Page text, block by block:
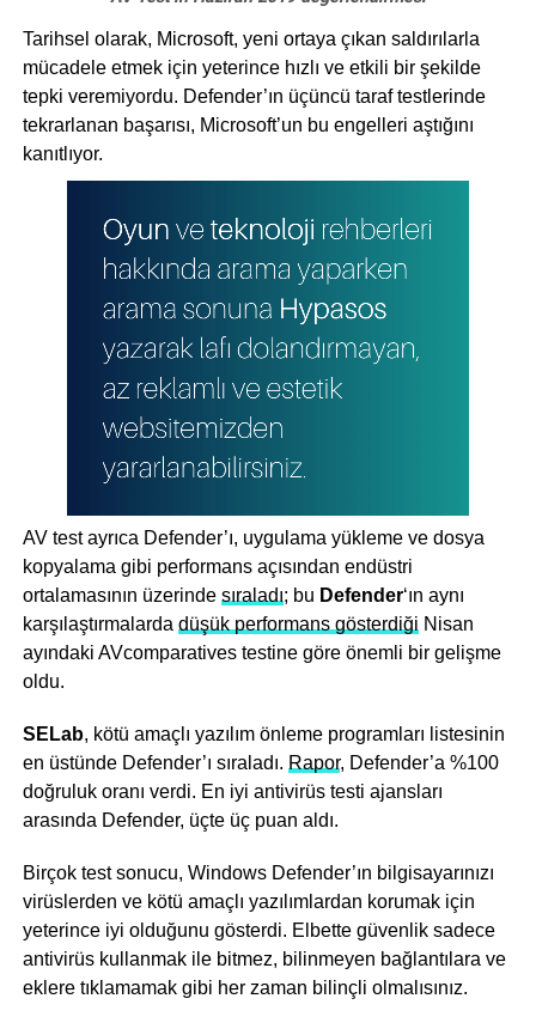
Tarihsel olarak, Microsoft, yeni ortaya çıkan saldırılarla
mücadele etmek için yeterince hızlı ve etkili bir şekilde
tepki veremiyordu. Defender’ın üçüncü taraf testlerinde
tekrarlanan başarısı, Microsoft’un bu engelleri aştığını
kanıtlıyor.
AV test ayrıca Defender’ı, uygulama yükleme ve dosya
kopyalama gibi performans açısından endüstri
ortalamasının üzerinde sıraladı; bu Defender‘ın aynı
karşılaştırmalarda düşük performans gösterdiği Nisan
ayındaki AVcomparatives testine göre önemli bir gelişme
oldu.
SELab, kötü amaçlı yazılım önleme programları listesinin
en üstünde Defender’ı sıraladı. Rapor, Defender’a %100
doğruluk oranı verdi. En iyi antivirüs testi ajansları
arasında Defender, üçte üç puan aldı.
Birçok test sonucu, Windows Defender’ın bilgisayarınızı
virüslerden ve kötü amaçlı yazılımlardan korumak için
yeterince iyi olduğunu gösterdi. Elbette güvenlik sadece
antivirüs kullanmak ile bitmez, bilinmeyen bağlantılara ve
eklere tıklamamak gibi her zaman bilinçli olmalısınız.